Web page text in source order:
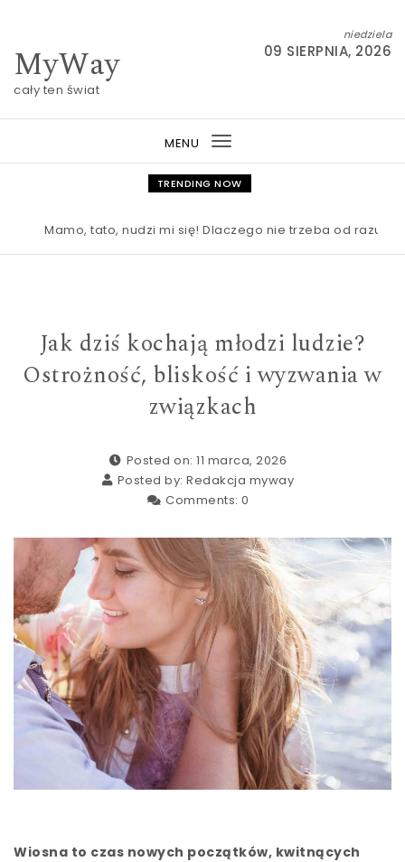
MyWay
cały ten świat
niedziela
09 SIERPNIA, 2026
MENU
Toggle
navigation
TRENDING NOW
Mamo, tato, nudzi mi się! Dlaczego nie trzeba od razu
Jak dziś kochają młodzi ludzie?
Ostrożność, bliskość i wyzwania w
związkach
Posted on: 11 marca, 2026
Posted by: Redakcja myway
Comments: 0
Wiosna to czas nowych początków, kwitnących